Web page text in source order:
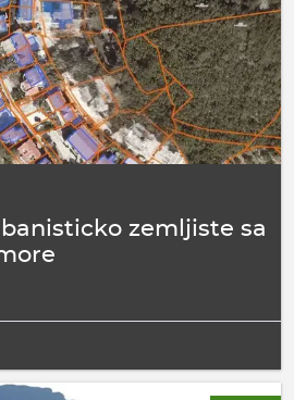
zemljiste sa